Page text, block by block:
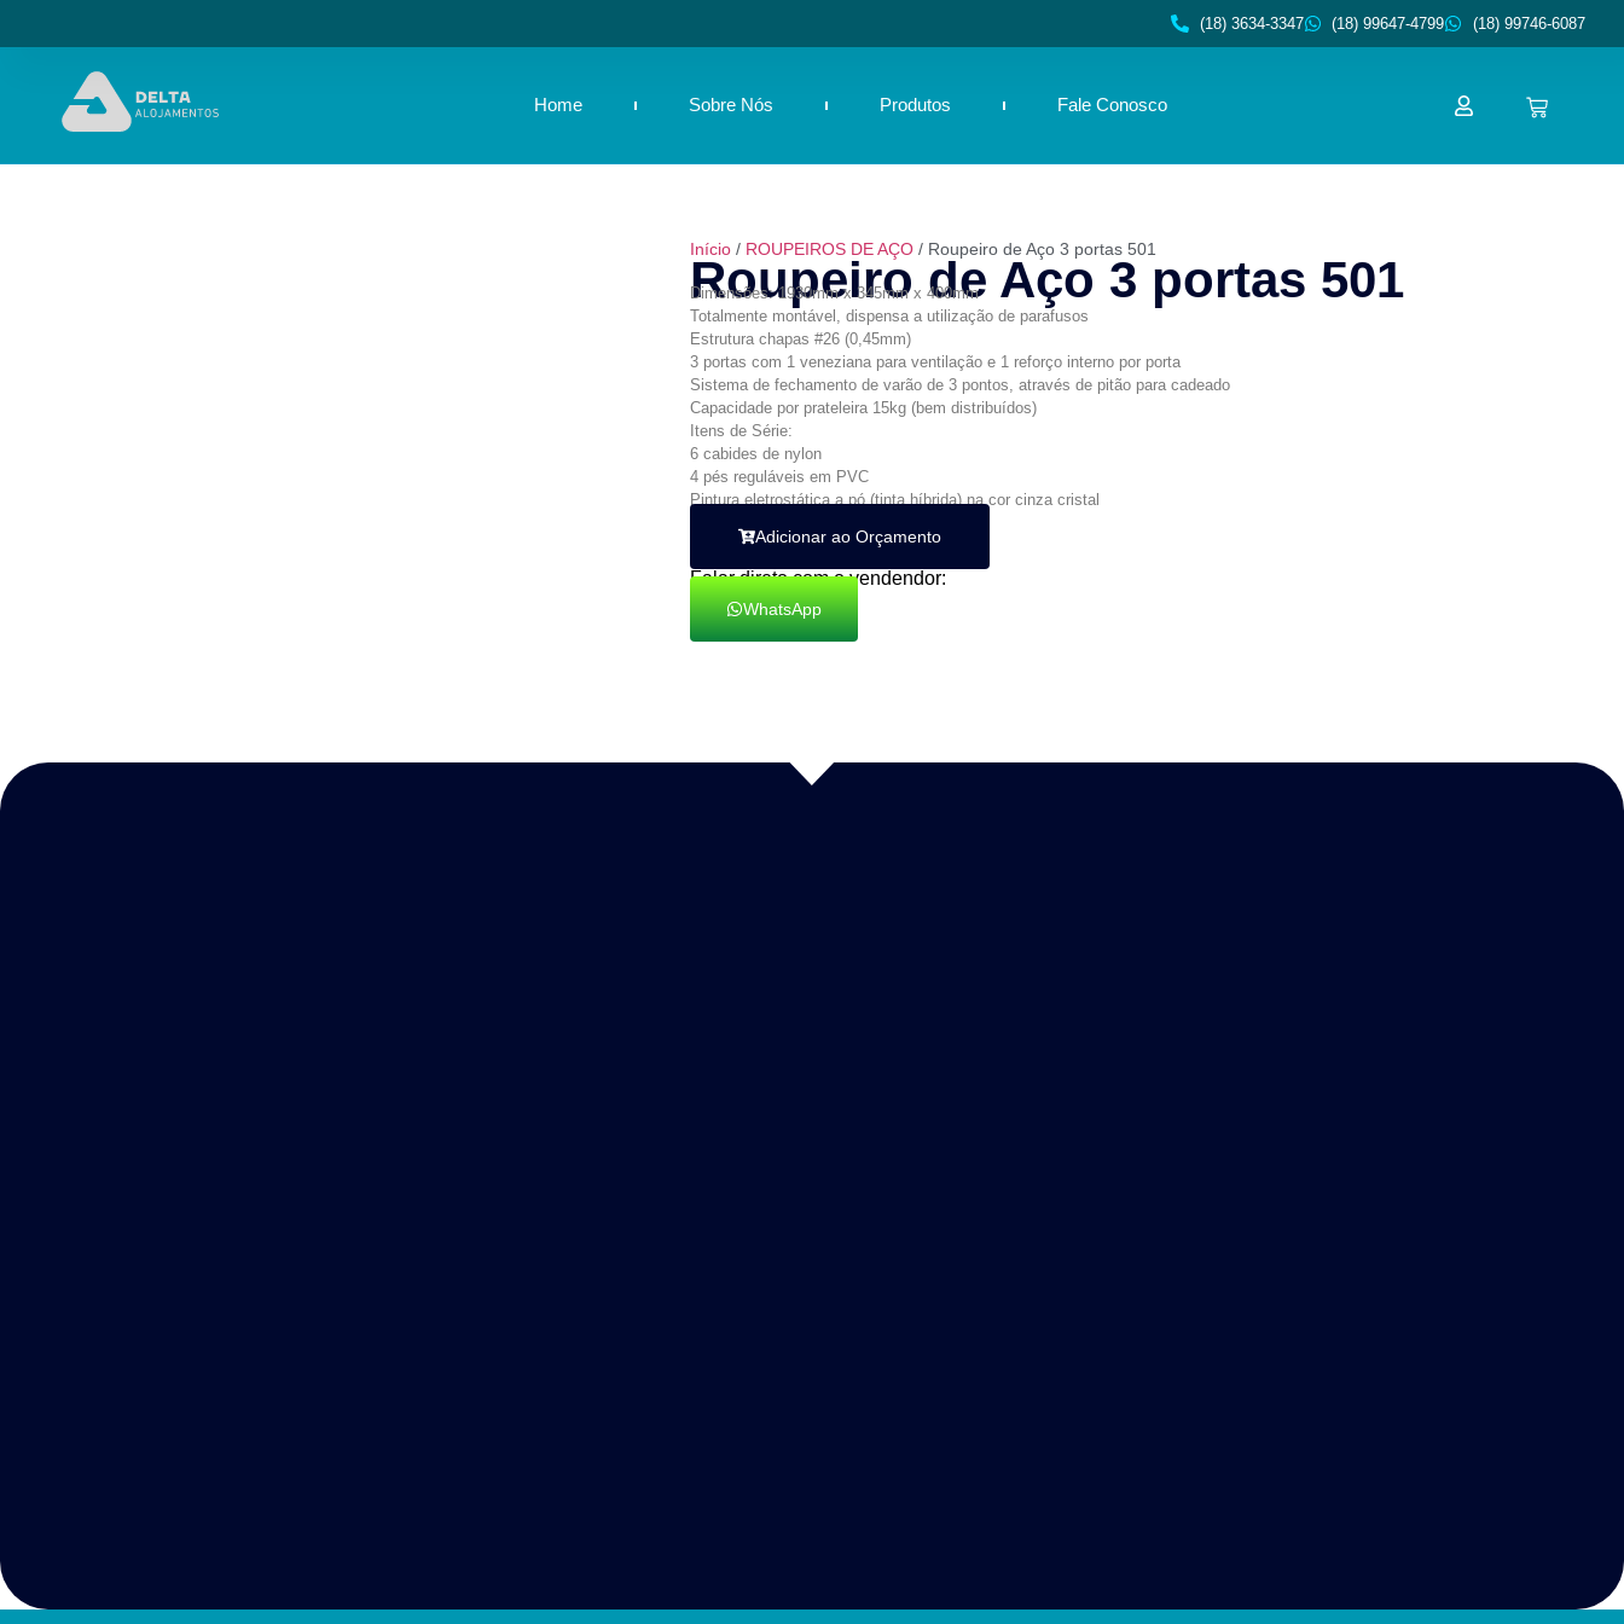
(18) 3634-3347 (18) 99647-4799 (18) 99746-6087
Home Sobre Nós Produtos Fale Conosco
Início/ ROUPEIROS DE AÇO/ Roupeiro de Aço 3 portas 501
Roupeiro de Aço 3 portas 501
Dimensões: 1930mm x 345mm x 400mm
Totalmente montável, dispensa a utilização de parafusos
Estrutura chapas #26 (0,45mm)
3 portas com 1 veneziana para ventilação e 1 reforço interno por porta
Sistema de fechamento de varão de 3 pontos, através de pitão para cadeado
Capacidade por prateleira 15kg (bem distribuídos)
Itens de Série:
6 cabides de nylon
4 pés reguláveis em PVC
Pintura eletrostática a pó (tinta híbrida) na cor cinza cristal
Adicionar ao Orçamento
Falar direto com o vendendor:
WhatsApp